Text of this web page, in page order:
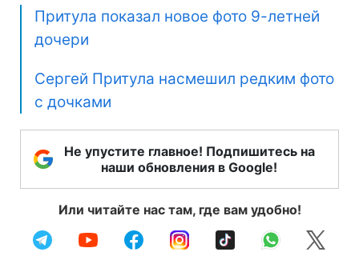
Притула показал новое фото 9-летней
дочери
Сергей Притула насмешил редким фото
с дочками
Не упустите главное! Подпишитесь на
наши обновления в Google!
Или читайте нас там, где вам удобно!